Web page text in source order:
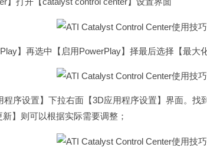
】再选中【启用PowerPlay】择最后选择【最大化
序设置】下拉右面【3D应用程序设置】界面。找
】则可以根据实际需要调整；